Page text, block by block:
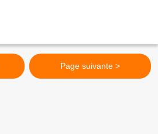
Page suivante >